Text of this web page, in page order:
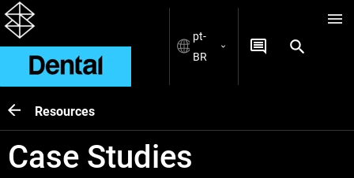
pt-
BR
Resources
Case Studies